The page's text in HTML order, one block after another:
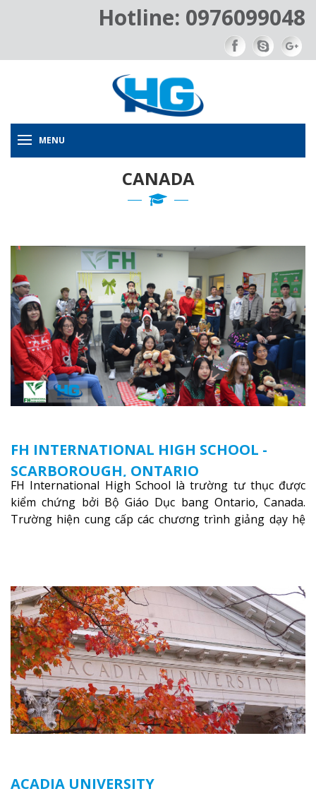
Hotline: 0976099048
MENU
CANADA
FH INTERNATIONAL HIGH SCHOOL -
SCARBOROUGH, ONTARIO
FH International High School là trường tư thục được
kiểm chứng bởi Bộ Giáo Dục bang Ontario, Canada.
Trường hiện cung cấp các chương trình giảng dạy hệ
học tại Canada.Xem thêm
ACADIA UNIVERSITY